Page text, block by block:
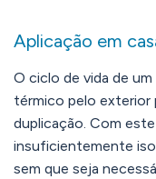
Aplicação em
O ciclo de vida de
térmico pelo exterior
duplicação. Com
insuficientemente
sem que seja